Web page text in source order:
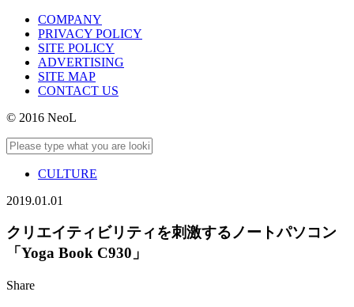
COMPANY
PRIVACY POLICY
SITE POLICY
ADVERTISING
SITE MAP
CONTACT US
© 2016 NeoL
CULTURE
2019.01.01
クリエイティビリティを刺激するノートパソコン
「Yoga Book C930」
Share